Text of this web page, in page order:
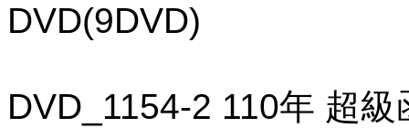
DVD(9DVD)
DVD_1154-2 110年 超